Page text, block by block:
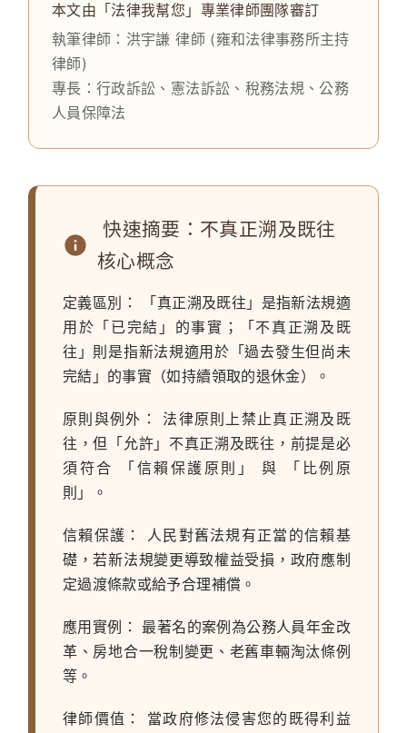
本文由「法律我幫您」專業律師團隊審訂
執筆律師： 洪宇謙 律師(雍和法律事務所主持
律師)
專長：行政訴訟、憲法訴訟、稅務法規、公務
人員保障法
快速摘要：不真正溯及既往
核心概念
定義區別：
「真正溯及既往」是指新法規適
用於「已完結」的事實；「不真正溯及既
往」則是指新法規適用於「過去發生但尚未
完結」的事實（如持續領取的退休金）。
原則與例外：
法律原則上禁止真正溯及既
往，但「允許」不真正溯及既往，前提是必
須符合 「信賴保護原則」 與 「比例原
則」。
信賴保護：
人民對舊法規有正當的信賴基
礎，若新法規變更導致權益受損，政府應制
定過渡條款或給予合理補償。
應用實例：
最著名的案例為公務人員年金改
革、房地合一稅制變更、老舊車輛淘汰條例
等。
律師價值：
當政府修法侵害您的既得利益